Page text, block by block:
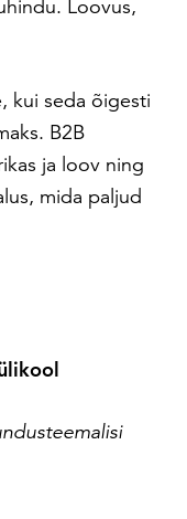
Loovus,
kui seda õigesti
B2B
ja loov ning
mida paljud